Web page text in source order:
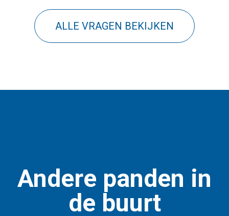
ALLE VRAGEN BEKIJKEN
Andere panden in
de buurt